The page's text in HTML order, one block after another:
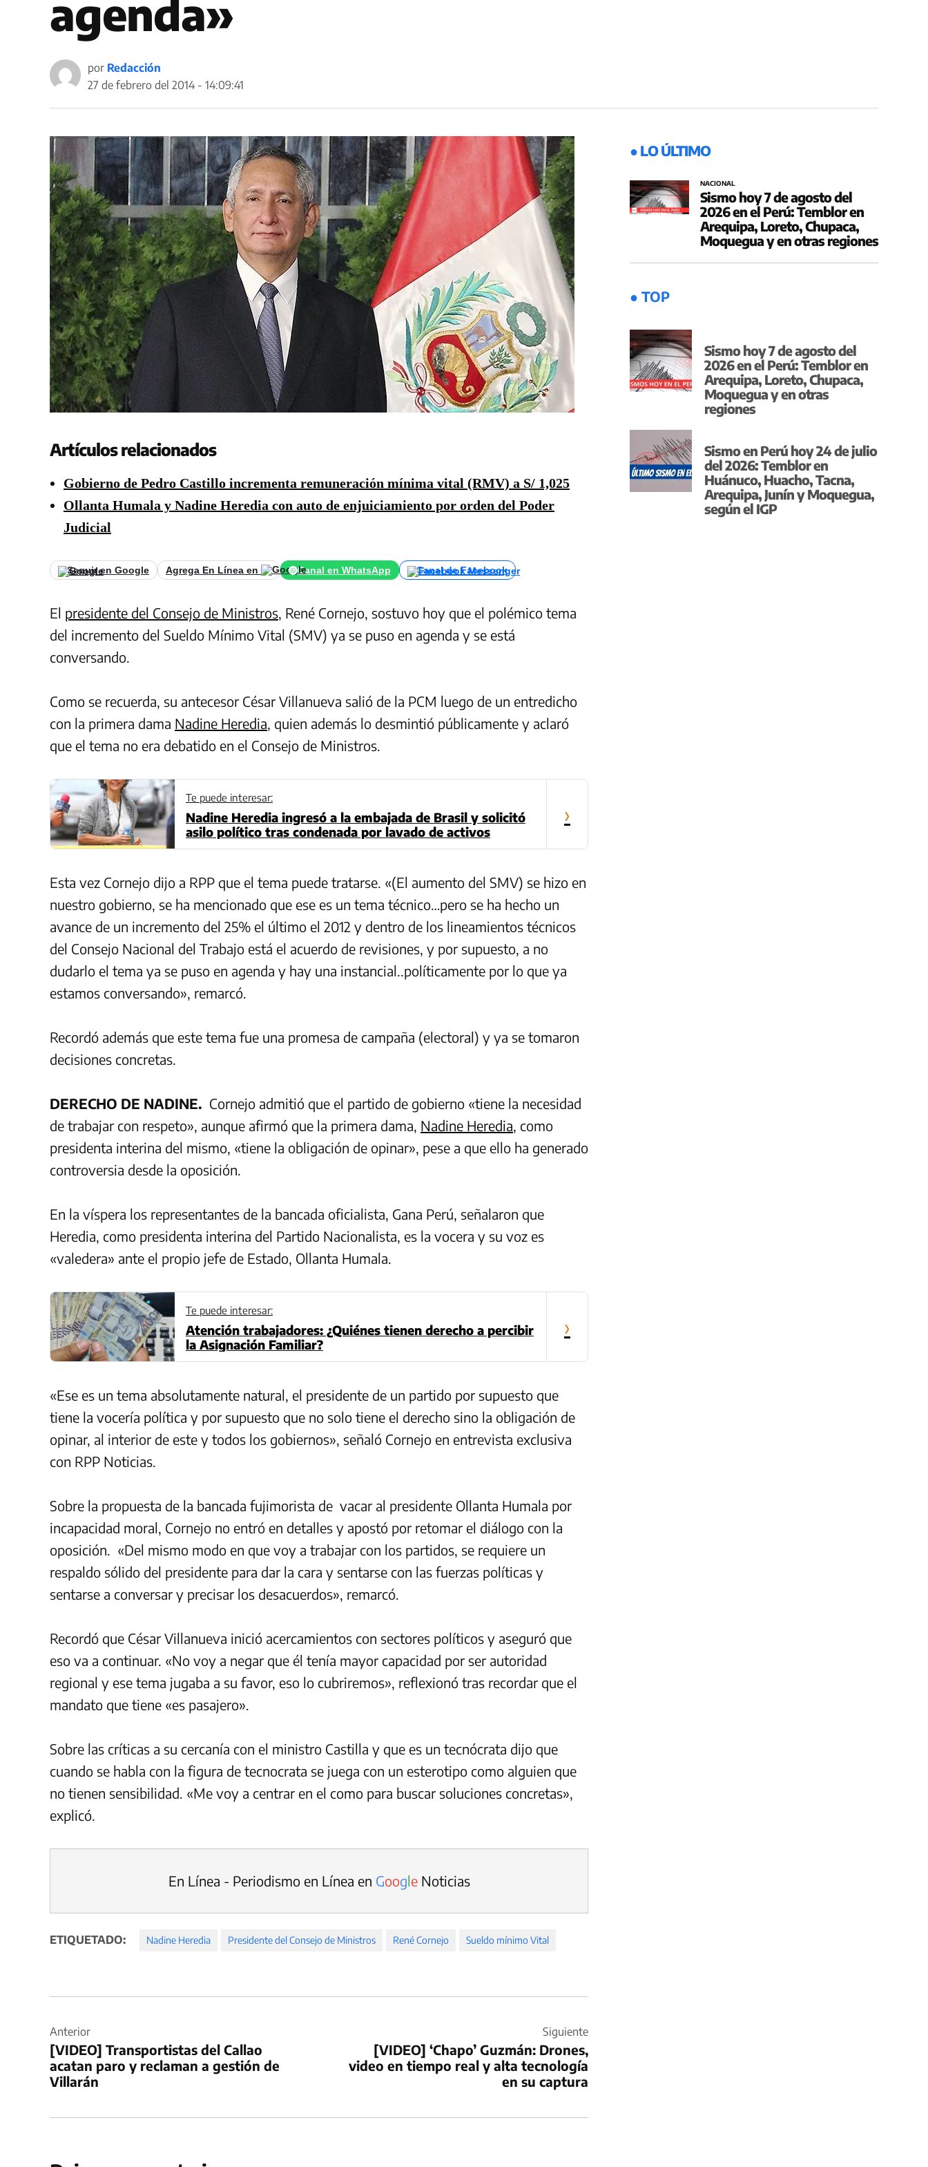
agenda»
por Redacción
27 de febrero del 2014 - 14:09:41
Artículos relacionados
Gobierno de Pedro Castillo incrementa remuneración mínima vital (RMV) a S/ 1,025
Ollanta Humala y Nadine Heredia con auto de enjuiciamiento por orden del Poder
Judicial
Seguir en Google Agrega En Línea en Canal en WhatsApp Canal de Facebook
El presidente del Consejo de Ministros, René Cornejo, sostuvo hoy que el polémico tema
del incremento del Sueldo Mínimo Vital (SMV) ya se puso en agenda y se está
conversando.
Como se recuerda, su antecesor César Villanueva salió de la PCM luego de un entredicho
con la primera dama Nadine Heredia, quien además lo desmintió públicamente y aclaró
que el tema no era debatido en el Consejo de Ministros.
Te puede interesar:
Nadine Heredia ingresó a la embajada de Brasil y solicitó
asilo político tras condenada por lavado de activos
›
Esta vez Cornejo dijo a RPP que el tema puede tratarse. «(El aumento del SMV) se hizo en
nuestro gobierno, se ha mencionado que ese es un tema técnico…pero se ha hecho un
avance de un incremento del 25% el último el 2012 y dentro de los lineamientos técnicos
del Consejo Nacional del Trabajo está el acuerdo de revisiones, y por supuesto, a no
dudarlo el tema ya se puso en agenda y hay una instancial..políticamente por lo que ya
estamos conversando», remarcó.
Recordó además que este tema fue una promesa de campaña (electoral) y ya se tomaron
decisiones concretas.
DERECHO DE NADINE. Cornejo admitió que el partido de gobierno «tiene la necesidad
de trabajar con respeto», aunque afirmó que la primera dama, Nadine Heredia, como
presidenta interina del mismo, «tiene la obligación de opinar», pese a que ello ha generado
controversia desde la oposición.
En la víspera los representantes de la bancada oficialista, Gana Perú, señalaron que
Heredia, como presidenta interina del Partido Nacionalista, es la vocera y su voz es
«valedera» ante el propio jefe de Estado, Ollanta Humala.
Te puede interesar:
Atención trabajadores: ¿Quiénes tienen derecho a percibir
la Asignación Familiar?
›
«Ese es un tema absolutamente natural, el presidente de un partido por supuesto que
tiene la vocería política y por supuesto que no solo tiene el derecho sino la obligación de
opinar, al interior de este y todos los gobiernos», señaló Cornejo en entrevista exclusiva
con RPP Noticias.
Sobre la propuesta de la bancada fujimorista de vacar al presidente Ollanta Humala por
incapacidad moral, Cornejo no entró en detalles y apostó por retomar el diálogo con la
oposición. «Del mismo modo en que voy a trabajar con los partidos, se requiere un
respaldo sólido del presidente para dar la cara y sentarse con las fuerzas políticas y
sentarse a conversar y precisar los desacuerdos», remarcó.
Recordó que César Villanueva inició acercamientos con sectores políticos y aseguró que
eso va a continuar. «No voy a negar que él tenía mayor capacidad por ser autoridad
regional y ese tema jugaba a su favor, eso lo cubriremos», reflexionó tras recordar que el
mandato que tiene «es pasajero».
Sobre las críticas a su cercanía con el ministro Castilla y que es un tecnócrata dijo que
cuando se habla con la figura de tecnocrata se juega con un esterotipo como alguien que
no tienen sensibilidad. «Me voy a centrar en el como para buscar soluciones concretas»,
explicó.
En Línea - Periodismo en Línea en GoogleNoticias
ETIQUETADO: Nadine Heredia Presidente del Consejo de Ministros René Cornejo Sueldo mínimo Vital
de
entradas
Anterior
[VIDEO] Transportistas del Callao
acatan paro y reclaman a gestión de
Villarán
Siguiente
[VIDEO] ‘Chapo’ Guzmán: Drones,
video en tiempo real y alta tecnología
en su captura
● LO ÚLTIMO
NACIONAL
Sismo hoy 7 de agosto del
2026 en el Perú: Temblor en
Arequipa, Loreto, Chupaca,
Moquegua y en otras regiones
● TOP
Sismo hoy 7 de agosto del
2026 en el Perú: Temblor en
Arequipa, Loreto, Chupaca,
Moquegua y en otras
regiones
Sismo en Perú hoy 24 de julio
del 2026: Temblor en
Huánuco, Huacho, Tacna,
Arequipa, Junín y Moquegua,
según el IGP